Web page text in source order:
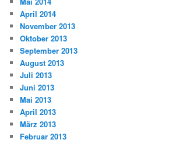
April 2014
November 2013
Oktober 2013
September 2013
August 2013
Juli 2013
Juni 2013
Mai 2013
April 2013
März 2013
Februar 2013